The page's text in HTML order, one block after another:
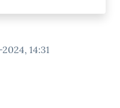
14:31